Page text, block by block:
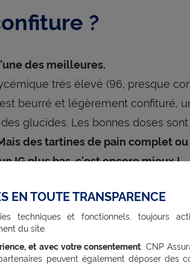
?
des meilleures.
très élevé (96, presque
beurré et légèrement confituré,
glucides. Les bonnes doses
des tartines de pain complet
IG plus bas, c'est encore mieux !
?
g de glucides et 31 g de lipides,
EN TOUTE TRANSPARENCE
techniques et fonctionnels, toujours
du site.
et avec votre consentement , CNP
peuvent également déposer des